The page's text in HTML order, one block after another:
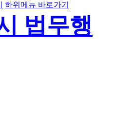
하위메뉴 바로가기